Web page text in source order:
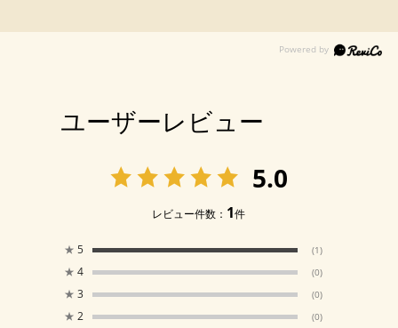
ユーザーレビュー
5.0
レビュー件数： 1件
★ 5 (1)
★ 4 (0)
★ 3 (0)
★ 2 (0)